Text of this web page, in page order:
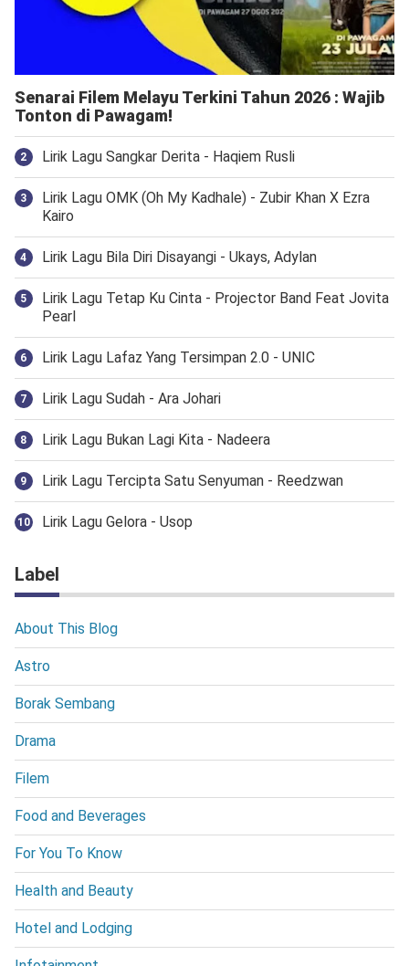
Senarai Filem Melayu Terkini Tahun 2026 : Wajib
Tonton di Pawagam!
Lirik Lagu Sangkar Derita - Haqiem Rusli
Lirik Lagu OMK (Oh My Kadhale) - Zubir Khan X Ezra
Kairo
Lirik Lagu Bila Diri Disayangi - Ukays, Adylan
Lirik Lagu Tetap Ku Cinta - Projector Band Feat Jovita
Pearl
Lirik Lagu Lafaz Yang Tersimpan 2.0 - UNIC
Lirik Lagu Sudah - Ara Johari
Lirik Lagu Bukan Lagi Kita - Nadeera
Lirik Lagu Tercipta Satu Senyuman - Reedzwan
Lirik Lagu Gelora - Usop
Label
About This Blog
Astro
Borak Sembang
Drama
Filem
Food and Beverages
For You To Know
Health and Beauty
Hotel and Lodging